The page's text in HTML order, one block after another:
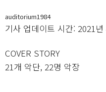
auditorium1984
기사 업데이트 시간: 2021
COVER STORY
21개 악단, 22명 악장